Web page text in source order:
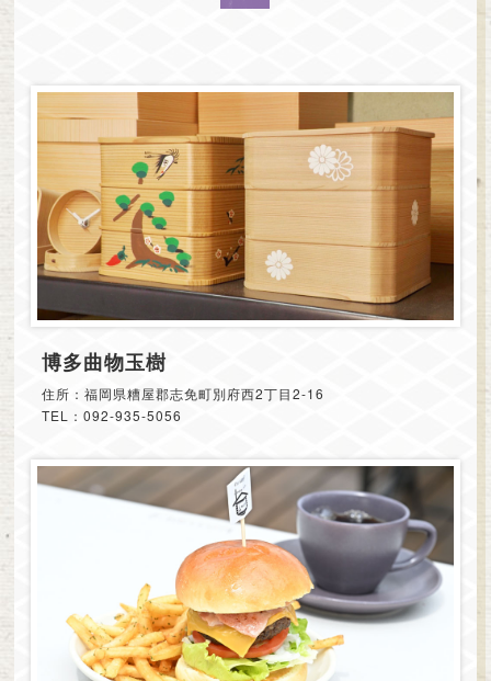
博多曲物玉樹
住所：福岡県糟屋郡志免町別府西2丁目2-16
TEL：092-935-5056